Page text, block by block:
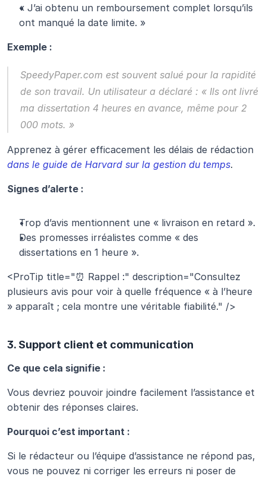
« J’ai obtenu un remboursement complet lorsqu’ils
ont manqué la date limite. »
Exemple :
SpeedyPaper.com est souvent salué pour la rapidité
de son travail. Un utilisateur a déclaré : « Ils ont livré
ma dissertation 4 heures en avance, même pour 2
000 mots. »
dans le guide de Harvard sur la gestion du temps.
Signes d’alerte :
Trop d’avis mentionnent une « livraison en retard ».
Des promesses irréalistes comme « des
dissertations en 1 heure ».
<ProTip title="⏰ Rappel :" description="Consultez
plusieurs avis pour voir à quelle fréquence « à l’heure
» apparaît ; cela montre une véritable fiabilité." />
3. Support client et communication
Ce que cela signifie :
Vous devriez pouvoir joindre facilement l’assistance et
obtenir des réponses claires.
Pourquoi c’est important :
Si le rédacteur ou l’équipe d’assistance ne répond pas,
vous ne pouvez ni corriger les erreurs ni poser de